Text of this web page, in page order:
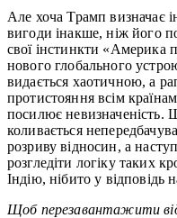
Але хоча Трамп визначає
вигоди інакше, ніж його
свої інстинкти «Америка
нового глобального
видається хаотичною, а
протистояння всім
посилює невизначеність.
коливається
розриву відносин, а
розгледіти логіку таких
Індію, нібито у відповідь
Щоб перезавантажити